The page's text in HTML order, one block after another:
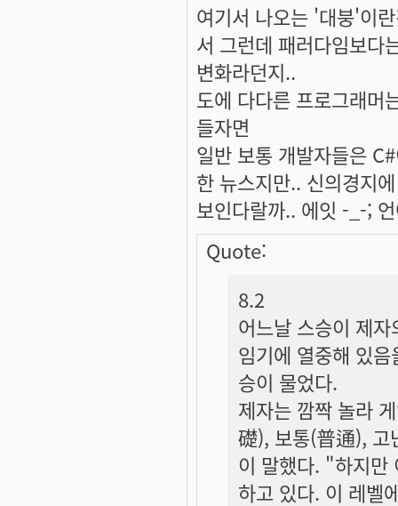
여기서 나오는 '대붕'이
서 그런데 패러다임보다
변화라던지..
도에 다다른 프로그래머
들자면
일반 보통 개발자들은
한 뉴스지만.. 신의경지
보인다랄까.. 에잇 -_-;
Quote:
8.2
어느날 스승이 제
임기에 열중해 있
승이 물었다.
제자는 깜짝 놀라
礎), 보통(普通), 고
이 말했다. "하지만
하고 있다. 이 레벨